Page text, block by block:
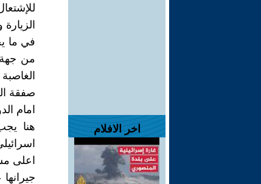
اخر الافلام
في ما
من جهة
صفقة
امام
هنا
اعلى